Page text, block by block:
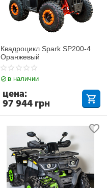
Квадроцикл Spark SP200-4
Оранжевый
в наличии
97 944 грн
цена: